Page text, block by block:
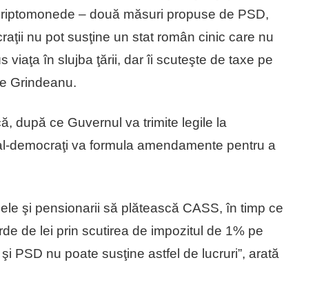
– două măsuri propuse de PSD,
nu pot susţine un stat român cinic care nu
viaţa în slujba ţării, dar îi scuteşte de taxe pe
Grindeanu.
după ce Guvernul va trimite legile la
democraţi va formula amendamente pentru a
şi pensionarii să plătească CASS, în timp ce
de lei prin scutirea de impozitul de 1% pe
PSD nu poate susţine astfel de lucruri”, arată